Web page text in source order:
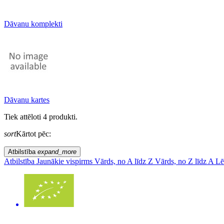
Dāvanu komplekti
Dāvanu kartes
Tiek attēloti 4 produkti.
sortKārtot pēc:
Atbilstība expand_more
Atbilstība Jaunākie vispirms Vārds, no A līdz Z Vārds, no Z līdz A